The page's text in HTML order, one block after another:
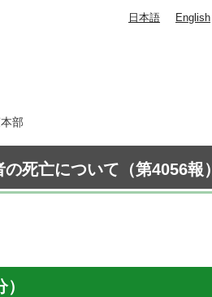
日本語 English
部
死亡について（第4056報）